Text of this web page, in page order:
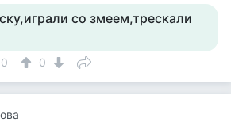
со змеем,трескали
0 0